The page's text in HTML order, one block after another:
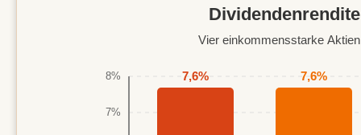
Vier einkommensstarke
8%
7%
7,6% 7,6%